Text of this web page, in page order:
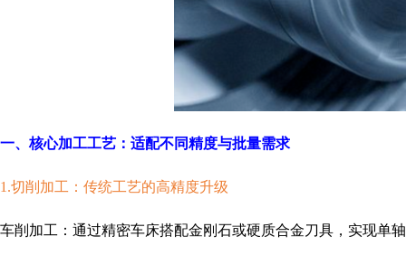
一、核心加工工艺：适配不同精度与批量需求
1.切削加工：传统工艺的高精度升级
车削加工：通过精密车床搭配金刚石或硬质合金刀具，实现单